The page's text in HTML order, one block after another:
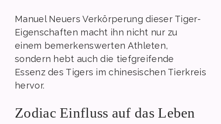
Manuel Neuers Verkörperung dieser Tiger-
Eigenschaften macht ihn nicht nur zu
einem bemerkenswerten Athleten,
sondern hebt auch die tiefgreifende
Essenz des Tigers im chinesischen Tierkreis
hervor.
Zodiac Einfluss auf das Leben